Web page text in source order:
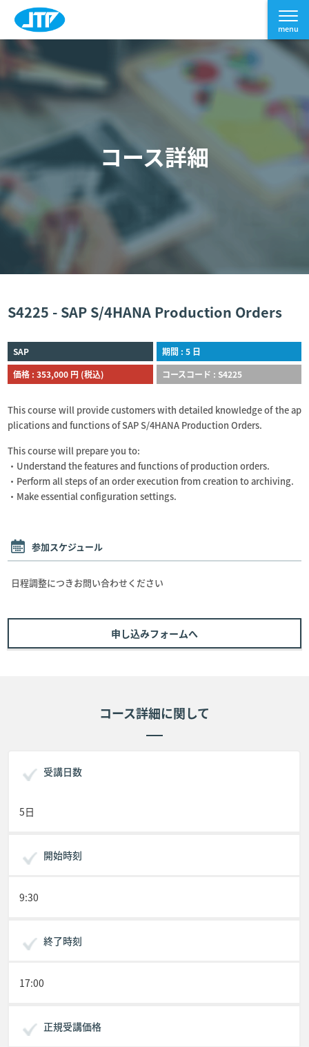
コース詳細
S4225 - SAP S/4HANA Production Orders
SAP
期間 : 5 日
価格 : 353,000 円 (税込)
コースコード : S4225
This course will provide customers with detailed knowledge of the ap
plications and functions of SAP S/4HANA Production Orders.
This course will prepare you to:
・Understand the features and functions of production orders.
・Perform all steps of an order execution from creation to archiving.
・Make essential configuration settings.
参加スケジュール
日程調整につきお問い合わせください
申し込みフォームへ
コース詳細に関して
受講日数
5日
開始時刻
9:30
終了時刻
17:00
正規受講価格